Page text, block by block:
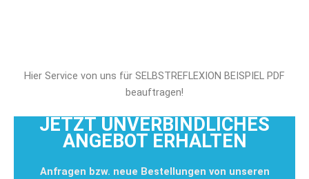
Hier Service von uns für SELBSTREFLEXION BEISPIEL PDF
beauftragen!
JETZT UNVERBINDLICHES
ANGEBOT ERHALTEN
Anfragen bzw. neue Bestellungen von unseren